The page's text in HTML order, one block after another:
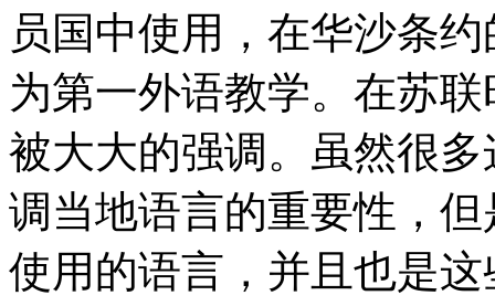
员国中使用，在华沙条
为第一外语教学。在苏
被大大的强调。虽然很
调当地语言的重要性，
使用的语言，并且也是